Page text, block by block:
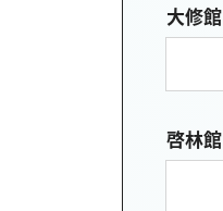
大修館
啓林館